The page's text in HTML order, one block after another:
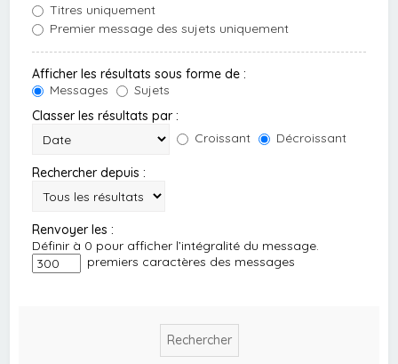
Titres uniquement
Premier message des sujets uniquement
Afficher les résultats sous forme de :
Messages
Sujets
Classer les résultats par :
Croissant
Décroissant
Rechercher depuis :
Renvoyer les :
Définir à 0 pour afficher l’intégralité du message.
premiers caractères des messages